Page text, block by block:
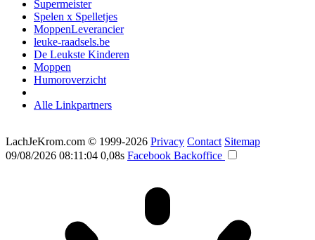
Supermeister
Spelen x Spelletjes
MoppenLeverancier
leuke-raadsels.be
De Leukste Kinderen
Moppen
Humoroverzicht
Alle Linkpartners
LachJeKrom.com © 1999-2026 Privacy Contact Sitemap
09/08/2026 08:11:04 0,08s Facebook Backoffice